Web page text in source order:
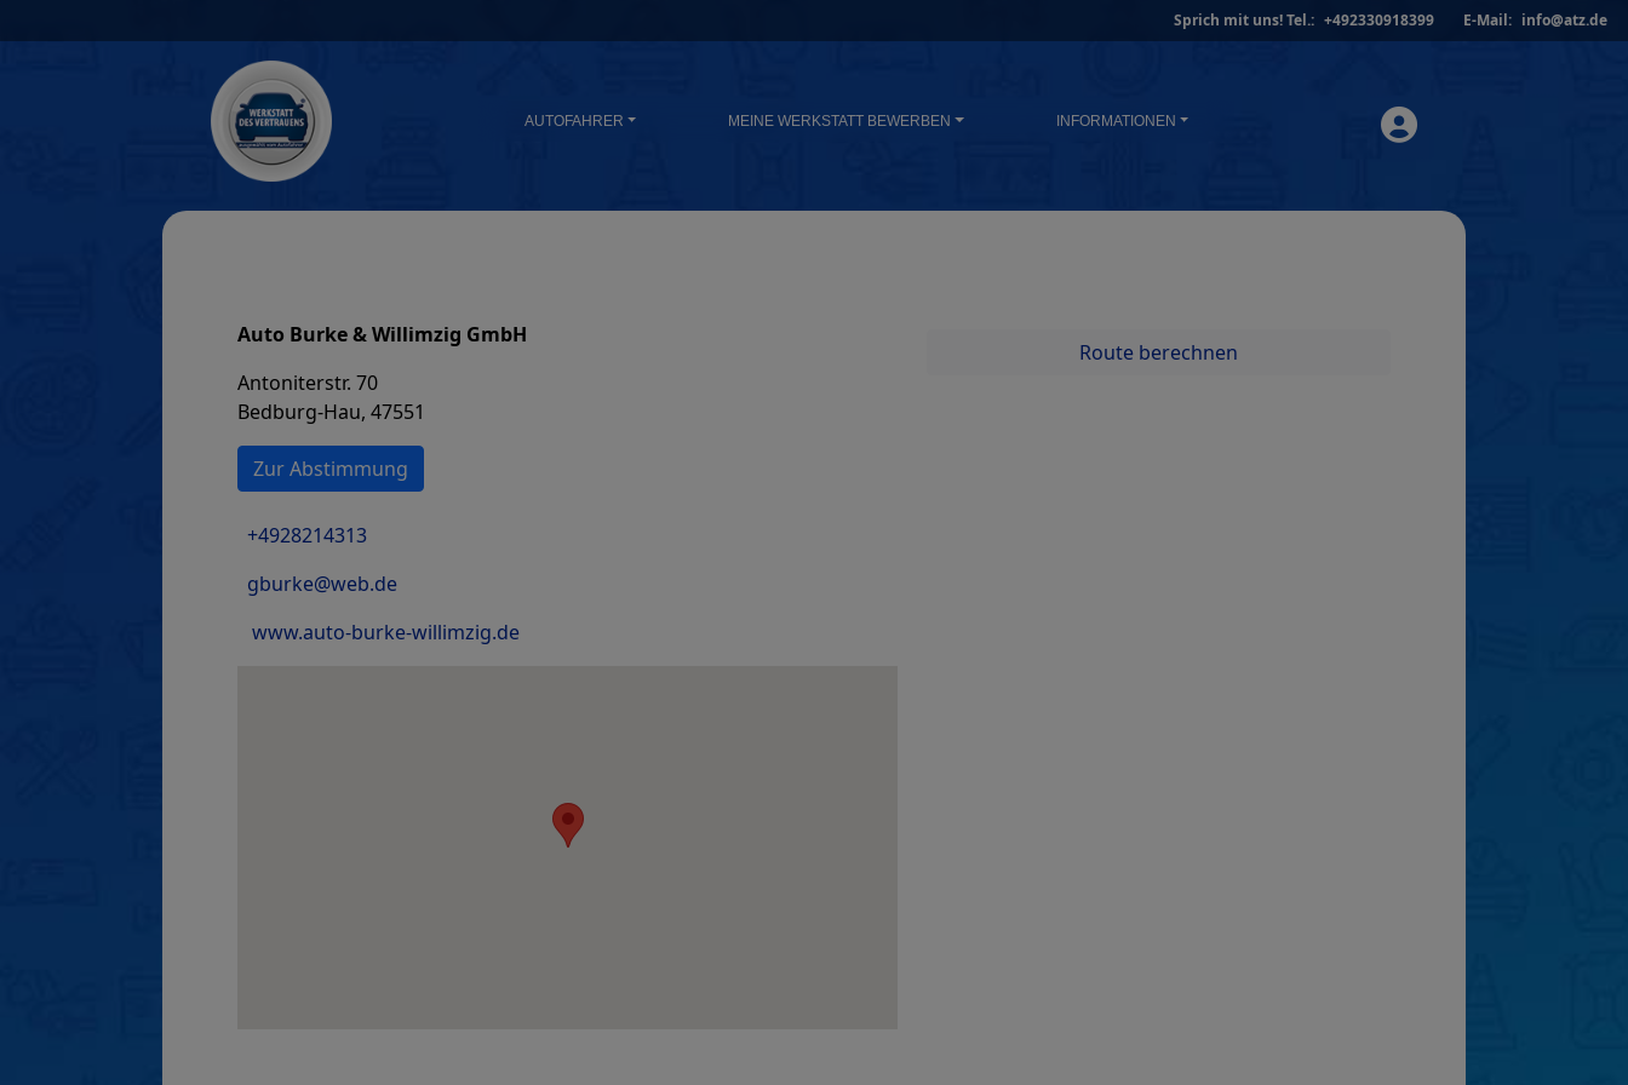
to
Sprich mit uns!Tel.: +492330918399 E-Mail: info@atz.de
AUTOFAHRER MEINE WERKSTATT BEWERBEN INFORMATIONEN
Auto Burke & Willimzig GmbH
Antoniterstr. 70
Bedburg-Hau, 47551
Zur Abstimmung
+4928214313
gburke@web.de
www.auto-burke-willimzig.de
Route berechnen